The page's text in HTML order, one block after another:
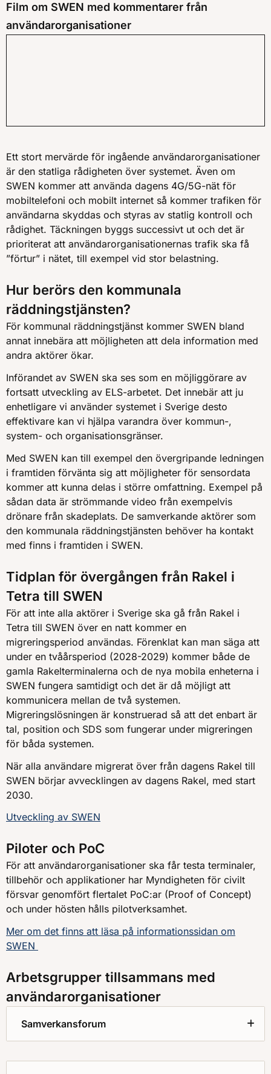
Film om SWEN med kommentarer från
användarorganisationer
Ett stort mervärde för ingående användarorganisationer
är den statliga rådigheten över systemet. Även om
SWEN kommer att använda dagens 4G/5G-nät för
mobiltelefoni och mobilt internet så kommer trafiken för
användarna skyddas och styras av statlig kontroll och
rådighet. Täckningen byggs successivt ut och det är
prioriterat att användarorganisationernas trafik ska få
”förtur” i nätet, till exempel vid stor belastning.
Hur berörs den kommunala
räddningstjänsten?
För kommunal räddningstjänst kommer SWEN bland
annat innebära att möjligheten att dela information med
andra aktörer ökar.
Införandet av SWEN ska ses som en möjliggörare av
fortsatt utveckling av ELS-arbetet. Det innebär att ju
enhetligare vi använder systemet i Sverige desto
effektivare kan vi hjälpa varandra över kommun-,
system- och organisationsgränser.
Med SWEN kan till exempel den övergripande ledningen
i framtiden förvänta sig att möjligheter för sensordata
kommer att kunna delas i större omfattning. Exempel på
sådan data är strömmande video från exempelvis
drönare från skadeplats. De samverkande aktörer som
den kommunala räddningstjänsten behöver ha kontakt
med finns i framtiden i SWEN.
Tidplan för övergången från Rakel i
Tetra till SWEN
För att inte alla aktörer i Sverige ska gå från Rakel i
Tetra till SWEN över en natt kommer en
migreringsperiod användas. Förenklat kan man säga att
under en tvåårsperiod (2028-2029) kommer både de
gamla Rakelterminalerna och de nya mobila enheterna i
SWEN fungera samtidigt och det är då möjligt att
kommunicera mellan de två systemen.
Migreringslösningen är konstruerad så att det enbart är
tal, position och SDS som fungerar under migreringen
för båda systemen.
När alla användare migrerat över från dagens Rakel till
SWEN börjar avvecklingen av dagens Rakel, med start
2030.
Utveckling av SWEN
Piloter och PoC
För att användarorganisationer ska får testa terminaler,
tillbehör och applikationer har Myndigheten för civilt
försvar genomfört flertalet PoC:ar (Proof of Concept)
och under hösten hålls pilotverksamhet.
Mer om det finns att läsa på informationssidan om
SWEN
Arbetsgrupper tillsammans med
användarorganisationer
Samverkansforum